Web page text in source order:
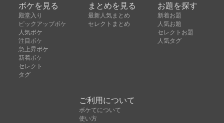
ボケを見る
殿堂入り
ピックアップボケ
人気ボケ
注目ボケ
急上昇ボケ
新着ボケ
セレクト
タグ
まとめを見る
最新人気まとめ
セレクトまとめ
お題を探す
新着お題
人気お題
セレクトお題
人気タグ
ご利用について
ボケてについて
使い方